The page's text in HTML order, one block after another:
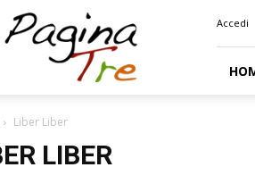
Accedi
Liber Liber
LIBER